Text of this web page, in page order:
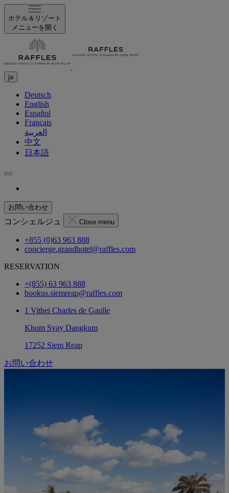
ホテル＆リゾート
メニューを開く
ja
Deutsch
English
Español
Français
العربية
中文
日本語
お問い合わせ
コンシェルジュ Close menu
+855 (0)63 963 888
concierge.grandhotel@raffles.com
RESERVATION
+(855) 63 963 888
bookus.siemreap@raffles.com
1 Vithei Charles de Gaulle
Khum Svay Dangkum
17252 Siem Reap
お問い合わせ